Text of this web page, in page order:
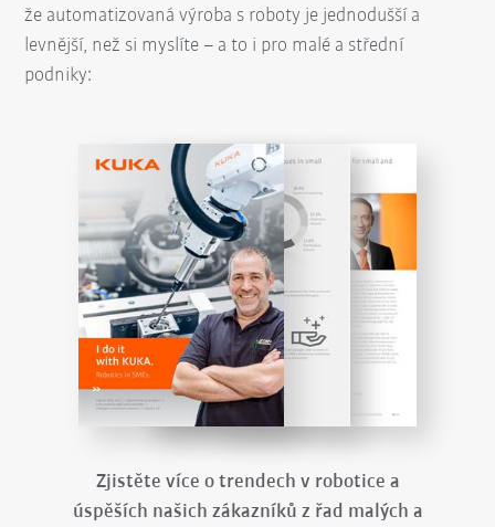
že automatizovaná výroba s roboty je jednodušší a
levnější, než si myslíte – a to i pro malé a střední
podniky:
Zjistěte více o trendech v robotice a
úspěších našich zákazníků z řad malých a